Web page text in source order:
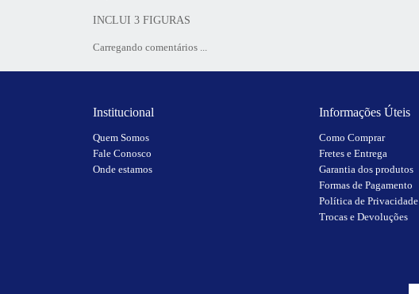
INCLUI 3 FIGURAS
Carregando comentários ...
Institucional
Quem Somos
Fale Conosco
Onde estamos
Informações Úteis
Como Comprar
Fretes e Entrega
Garantia dos produtos
Formas de Pagamento
Política de Privacidade
Trocas e Devoluções